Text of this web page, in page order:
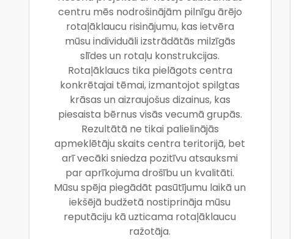
centru mēs nodrošinājām pilnīgu ārējo
rotaļāklaucu risinājumu, kas ietvēra
mūsu individuāli izstrādātās milzīgās
slīdes un rotaļu konstrukcijas.
Rotaļāklaucs tika pielāgots centra
konkrētajai tēmai, izmantojot spilgtas
krāsas un aizraujošus dizainus, kas
piesaista bērnus visās vecumā grupās.
Rezultātā ne tikai palielinājās
apmeklētāju skaits centra teritorijā, bet
arī vecāki sniedza pozitīvu atsauksmi
par aprīkojuma drošību un kvalitāti.
Mūsu spēja piegādāt pasūtījumu laikā un
iekšējā budžetā nostiprināja mūsu
reputāciju kā uzticama rotaļāklaucu
ražotāja.